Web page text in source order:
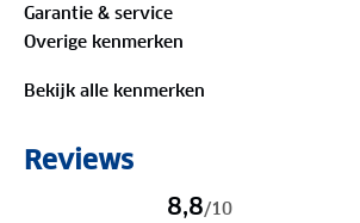
Binnenin blijft alles netjes op zijn
pakbanden en het afgesloten ritsvak
Gemaakt van stevig polypropyleen,
Specificaties koffer:
Garantie & service
Overige kenmerken
Bekijk alle kenmerken
Reviews
8,8/10